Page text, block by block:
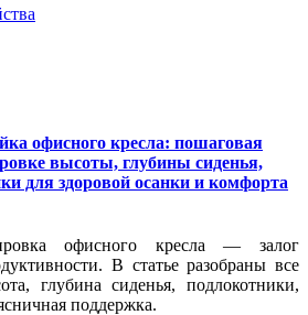
офисного кресла: пошаговая
высоты, глубины сиденья,
для здоровой осанки и комфорта
офисного кресла — залог
В статье разобраны все
глубина сиденья, подлокотники,
поддержка.